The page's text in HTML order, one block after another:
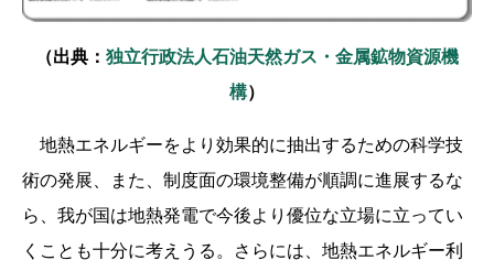
（出典： 独立行政法人石油天然ガス・金属鉱物資源機
構）
地熱エネルギーをより効果的に抽出するための科学技
術の発展、また、制度面の環境整備が順調に進展するな
ら、我が国は地熱発電で今後より優位な立場に立ってい
くことも十分に考えうる。さらには、地熱エネルギー利